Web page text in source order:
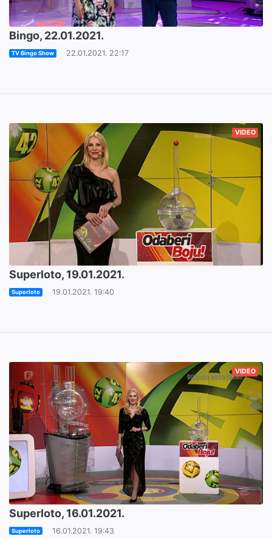
Bingo, 22.01.2021.
TV Bingo Show 22.01.2021. 22:17
VIDEO
Superloto, 19.01.2021.
Superloto 19.01.2021. 19:40
VIDEO
Superloto, 16.01.2021.
Superloto 16.01.2021. 19:43